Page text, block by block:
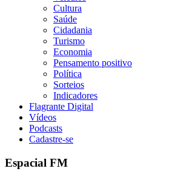
Cultura
Saúde
Cidadania
Turismo
Economia
Pensamento positivo
Política
Sorteios
Indicadores
Flagrante Digital
Vídeos
Podcasts
Cadastre-se
Espacial FM